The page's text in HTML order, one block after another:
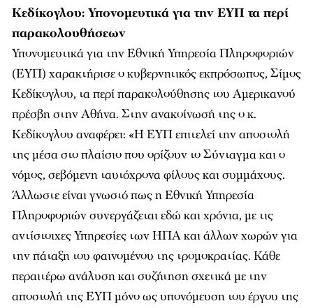
Κεδίκογλου: Υπονομευτικά για την ΕΥΠ τα περί
παρακολουθήσεων
Υπονομευτικά για την Εθνική Υπηρεσία Πληροφοριών
(ΕΥΠ) χαρακτήρισε ο κυβερνητικός εκπρόσωπος, Σίμος
Κεδίκογλου, τα περί παρακολούθησης του Αμερικανού
πρέσβη στην Αθήνα. Στην ανακοίνωσή της ο κ.
Κεδίκογλου αναφέρει: «Η ΕΥΠ επιτελεί την αποστολή
της μέσα στο πλαίσιο που ορίζουν το Σύνταγμα και ο
νόμος, σεβόμενη ταυτόχρονα φίλους και συμμάχους.
Άλλωστε είναι γνωστό πως η Εθνική Υπηρεσία
Πληροφοριών συνεργάζεται εδώ και χρόνια, με τις
αντίστοιχες Υπηρεσίες των ΗΠΑ και άλλων χωρών για
την πάταξη του φαινομένου της τρομοκρατίας. Κάθε
περαιτέρω ανάλυση και συζήτηση σχετικά με την
αποστολή της ΕΥΠ μόνο ως υπονόμευση του έργου της